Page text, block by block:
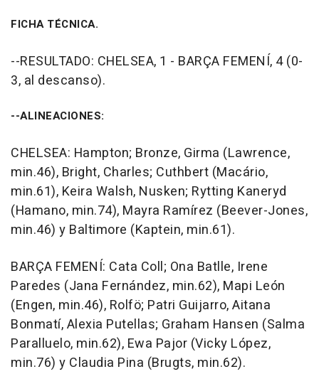
FICHA TÉCNICA.
--RESULTADO: CHELSEA, 1 - BARÇA FEMENÍ, 4 (0-
3, al descanso).
--ALINEACIONES:
CHELSEA: Hampton; Bronze, Girma (Lawrence,
min.46), Bright, Charles; Cuthbert (Macário,
min.61), Keira Walsh, Nusken; Rytting Kaneryd
(Hamano, min.74), Mayra Ramírez (Beever-Jones,
min.46) y Baltimore (Kaptein, min.61).
BARÇA FEMENÍ: Cata Coll; Ona Batlle, Irene
Paredes (Jana Fernández, min.62), Mapi León
(Engen, min.46), Rolfö; Patri Guijarro, Aitana
Bonmatí, Alexia Putellas; Graham Hansen (Salma
Paralluelo, min.62), Ewa Pajor (Vicky López,
min.76) y Claudia Pina (Brugts, min.62).